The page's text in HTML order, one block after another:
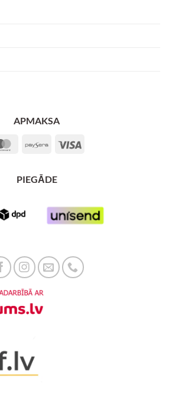
APMAKSA
MasterCardPaysera
PIEGĀDE